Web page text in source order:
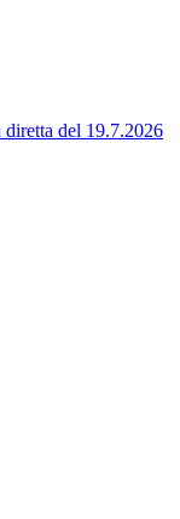
del 19.7.2026